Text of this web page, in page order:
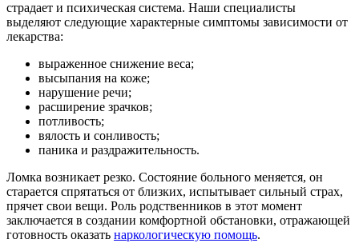
страдает и психическая система. Наши специалисты
выделяют следующие характерные симптомы зависимости от
лекарства:
выраженное снижение веса;
высыпания на коже;
нарушение речи;
расширение зрачков;
потливость;
вялость и сонливость;
паника и раздражительность.
Ломка возникает резко. Состояние больного меняется, он
старается спрятаться от близких, испытывает сильный страх,
прячет свои вещи. Роль родственников в этот момент
заключается в создании комфортной обстановки, отражающей
готовность оказать наркологическую помощь.